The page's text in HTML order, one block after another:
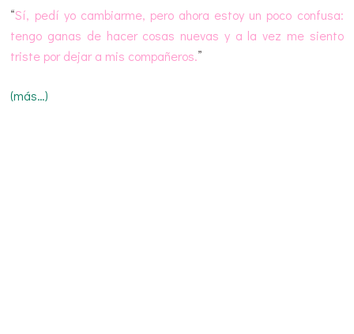
“Sí, pedí yo cambiarme, pero ahora estoy un poco confusa:
tengo ganas de hacer cosas nuevas y a la vez me siento
triste por dejar a mis compañeros.”
(más…)